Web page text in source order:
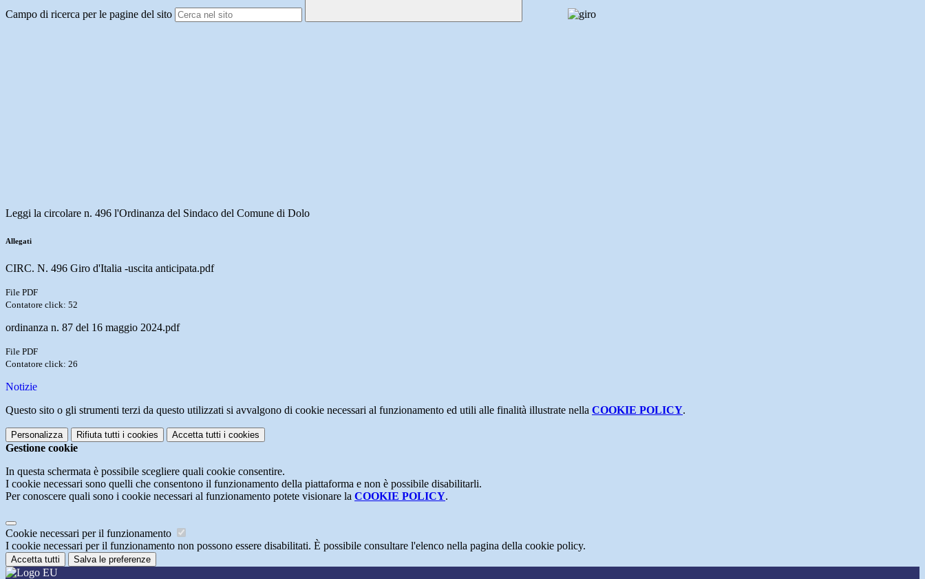
Campo di ricerca per le pagine del sito
Leggi la circolare n. 496 l'Ordinanza del Sindaco del Comune di Dolo
Allegati
CIRC. N. 496 Giro d'Italia -uscita anticipata.pdf
File PDF
Contatore click: 52
ordinanza n. 87 del 16 maggio 2024.pdf
File PDF
Contatore click: 26
Notizie
Questo sito o gli strumenti terzi da questo utilizzati si avvalgono di cookie necessari al funzionamento ed utili alle finalità illustrate nella COOKIE POLICY.
Personalizza Rifiuta tutti i cookies Accetta tutti i cookies
Gestione cookie
In questa schermata è possibile scegliere quali cookie consentire.
I cookie necessari sono quelli che consentono il funzionamento della piattaforma e non è possibile disabilitarli.
Per conoscere quali sono i cookie necessari al funzionamento potete visionare la COOKIE POLICY.
Cookie necessari per il funzionamento
I cookie necessari per il funzionamento non possono essere disabilitati. È possibile consultare l'elenco nella pagina della cookie policy.
Accetta tutti Salva le preferenze